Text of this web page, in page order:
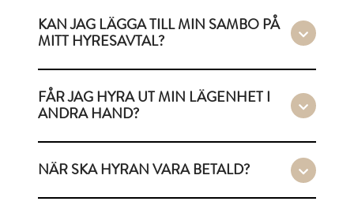
KAN JAG LÄGGA TILL MIN SAMBO PÅ
MITT HYRESAVTAL?
FÅR JAG HYRA UT MIN LÄGENHET I
ANDRA HAND?
NÄR SKA HYRAN VARA BETALD?